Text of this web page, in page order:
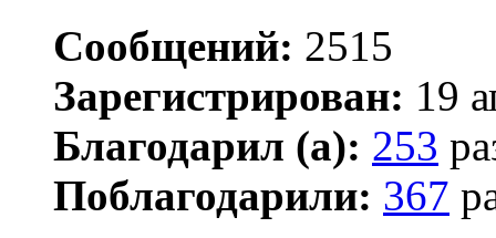
Сообщений: 2515
Зарегистрирован: 19
Благодарил (а): 253
Поблагодарили: 367